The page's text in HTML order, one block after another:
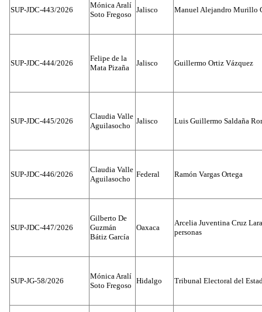
SUP-JDC-443/2026
Mónica Aralí
Soto Fregoso
Jalisco Manuel Alejandro Murillo
SUP-JDC-444/2026
Felipe de la
Mata Pizaña
Jalisco Guillermo Ortiz Vázquez
SUP-JDC-445/2026
Claudia Valle
Aguilasocho
Jalisco Luis Guillermo Saldaña
SUP-JDC-446/2026
Claudia Valle
Aguilasocho
Federal Ramón Vargas Ortega
SUP-JDC-447/2026
Gilberto De
Guzmán
Bátiz García
Oaxaca
Arcelia Juventina Cruz
personas
SUP-JG-58/2026
Mónica Aralí
Soto Fregoso
Hidalgo Tribunal Electoral del